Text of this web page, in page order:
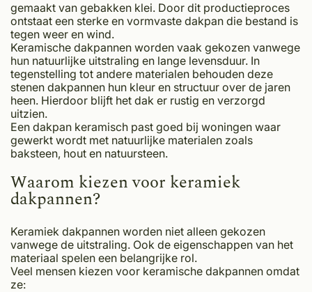
gemaakt van gebakken klei. Door dit productieproces
ontstaat een sterke en vormvaste dakpan die bestand is
tegen weer en wind.
Keramische dakpannen worden vaak gekozen vanwege
hun natuurlijke uitstraling en lange levensduur. In
tegenstelling tot andere materialen behouden deze
stenen dakpannen hun kleur en structuur over de jaren
heen. Hierdoor blijft het dak er rustig en verzorgd
uitzien.
Een dakpan keramisch past goed bij woningen waar
gewerkt wordt met natuurlijke materialen zoals
baksteen, hout en natuursteen.
Waarom kiezen voor keramiek
dakpannen?
Keramiek dakpannen worden niet alleen gekozen
vanwege de uitstraling. Ook de eigenschappen van het
materiaal spelen een belangrijke rol.
Veel mensen kiezen voor keramische dakpannen omdat
ze: